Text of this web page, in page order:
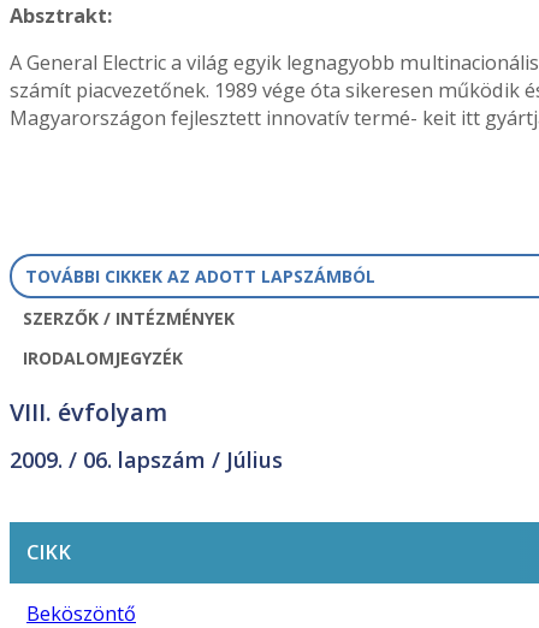
Absztrakt:
A General Electric a világ egyik legnagyobb
számít piacvezetőnek. 1989 vége óta sikeresen
Magyarországon fejlesztett innovatív termé- keit itt
TOVÁBBI CIKKEK AZ ADOTT LAPSZÁMBÓL
SZERZŐK / INTÉZMÉNYEK
IRODALOMJEGYZÉK
VIII. évfolyam
2009. / 06. lapszám / Július
CIKK
Beköszöntő